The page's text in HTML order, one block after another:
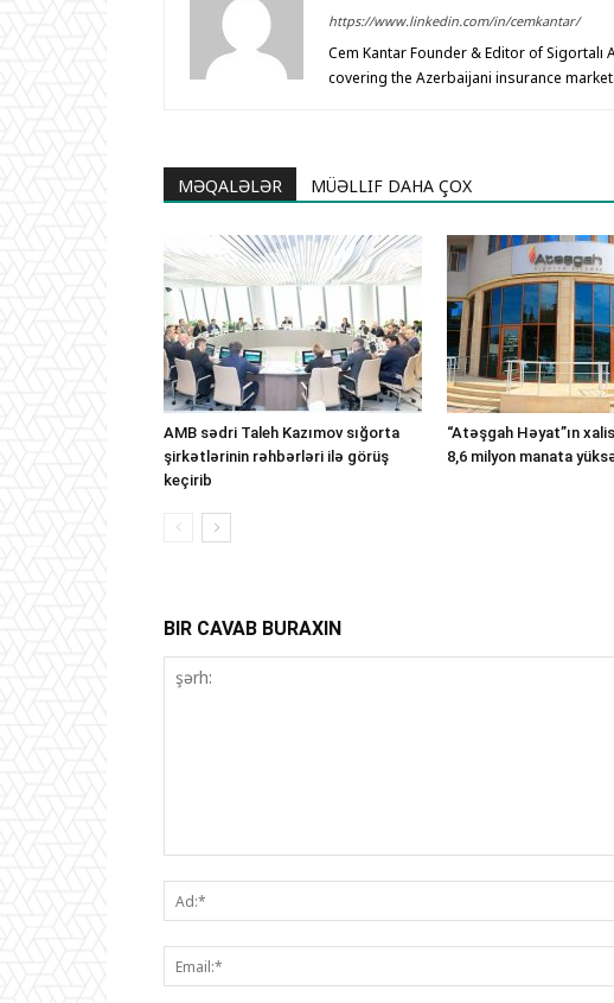
https://www.linkedin.com/in/cemkantar/
Cem Kantar Founder & Editor of
covering the Azerbaijani insurance market.
MƏQALƏLƏR MÜƏLLIF DAHA ÇOX
AMB sədri Taleh Kazımov sığorta
şirkətlərinin rəhbərləri ilə görüş
keçirib
“Atəşgah Həyat”ın
8,6 milyon manata
BIR CAVAB BURAXIN